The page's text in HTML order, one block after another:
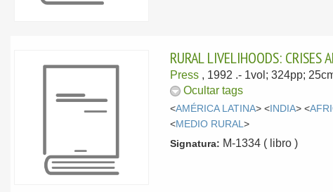
RURAL LIVELIHOODS: CRISES
Press , 1992 .- 1vol; 324pp;
Ocultar tags
<AMÉRICA LATINA> < INDIA> <
<MEDIO RURAL>
Signatura: M-1334 ( libro )